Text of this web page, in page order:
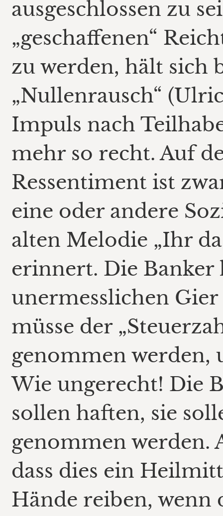
ausgeschlossen zu
„geschaffenen“
zu werden, hält sich
„Nullenrausch“
Impuls nach
mehr so recht. Auf
Ressentiment ist
eine oder andere
alten Melodie „Ihr
erinnert. Die
unermesslichen
müsse der
genommen werden,
Wie ungerecht! Die
sollen haften, sie
genommen werden.
dass dies ein
Hände reiben, wenn